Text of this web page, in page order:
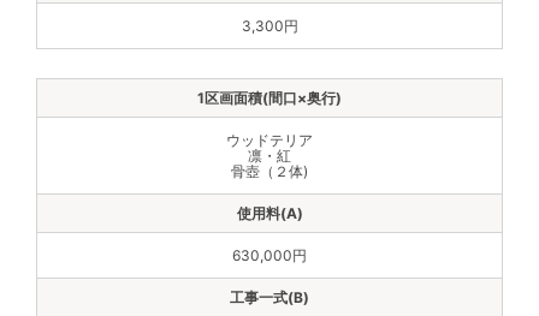
3,300円
ウッドテリア
凛・紅
骨壺（２体)
630,000円